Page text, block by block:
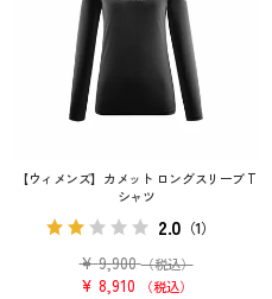
【ウィメンズ】カメット ロングスリーブ T
シャツ
2.0 （1）
¥ 9,900 （税込）
¥ 8,910 税込